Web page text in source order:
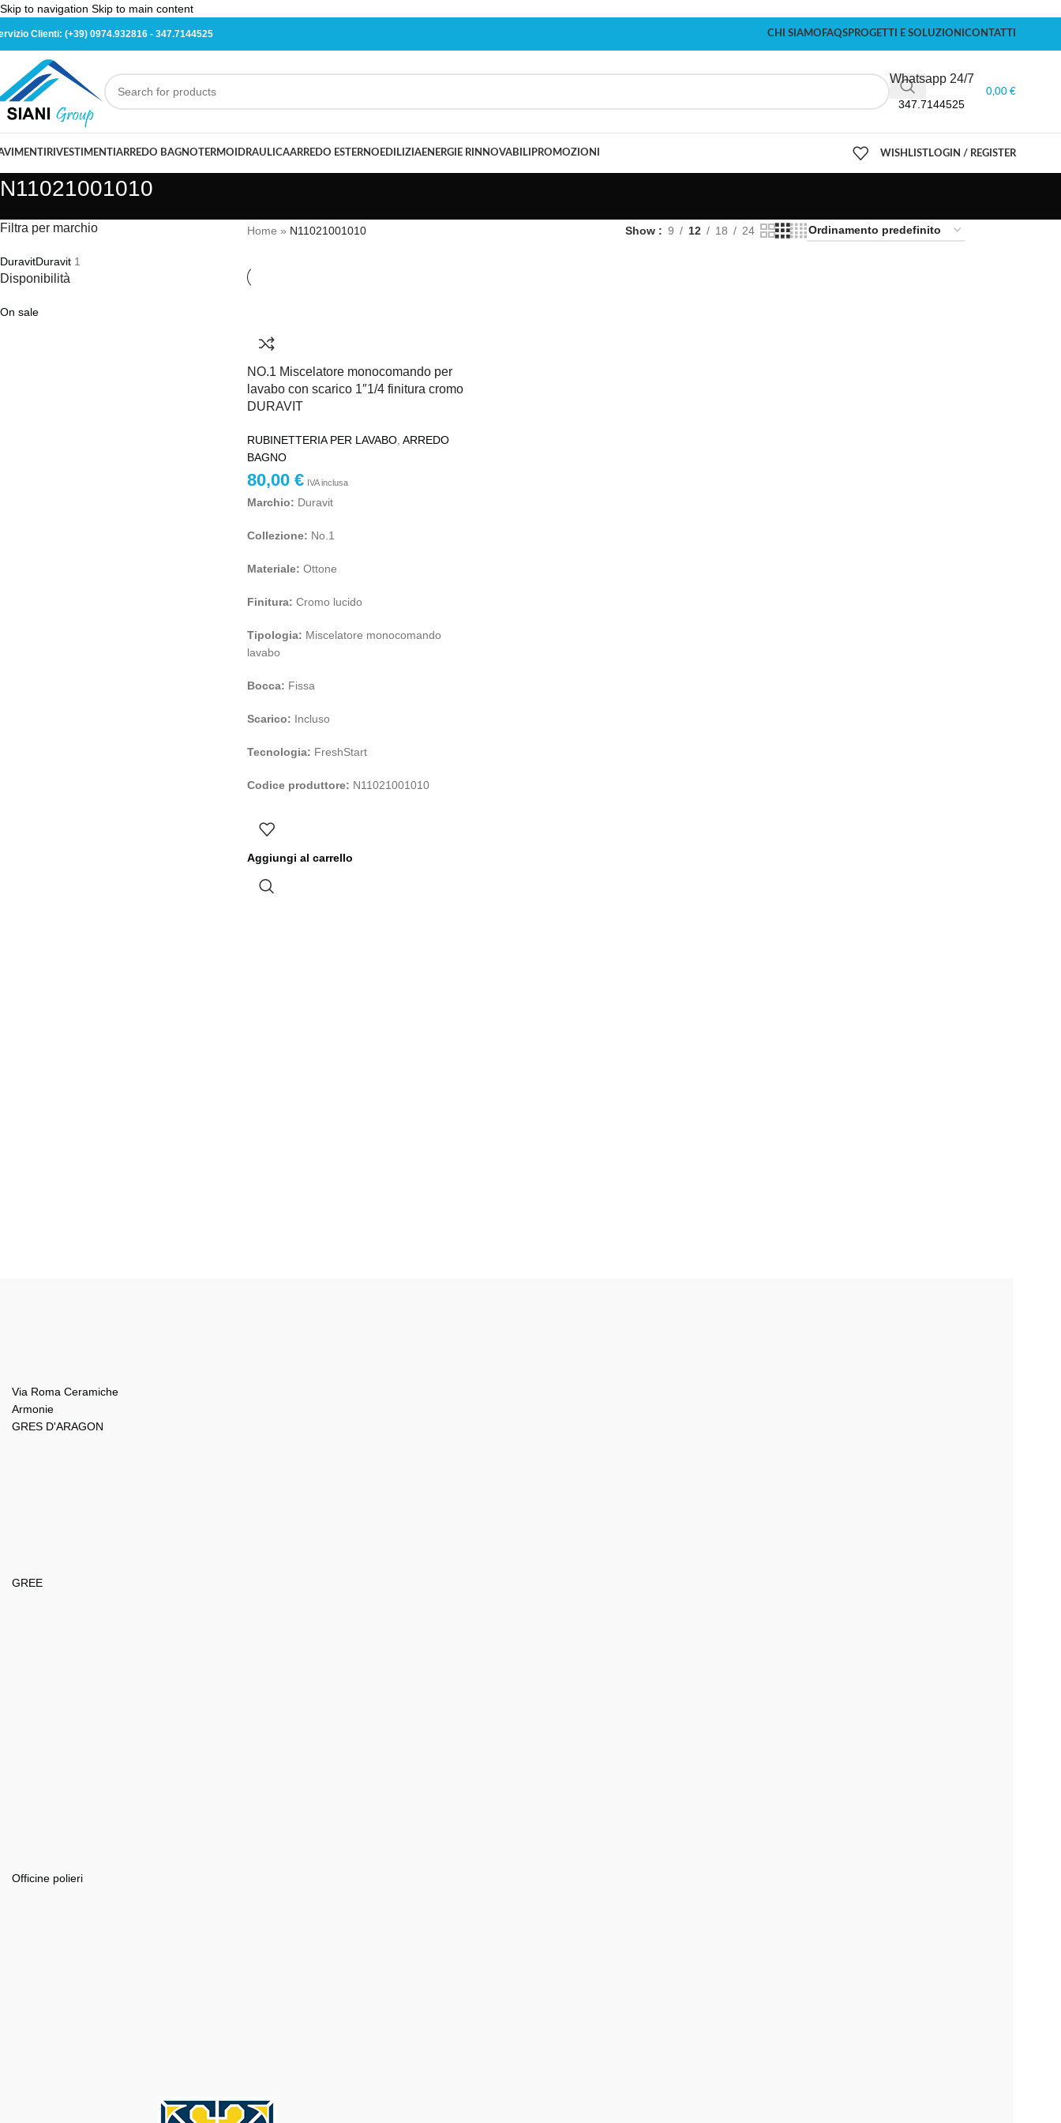
Skip to navigation Skip to main content
Clienti: (+39) 0974.932816 - 347.7144525 CHI SIAMO FAQSPROGETTI E SOLUZIONI CONTATTI
Whatsapp 24/7
347.7144525
0,00 €
RIVESTIMENTI ARREDO BAGNOTERMOIDRAULICAARREDO ESTERNO EDILIZIAENERGIE RINNOVABILI PROMOZIONI WISHLISTLOGIN / REGISTER
N11021001010
Filtra per marchio
DuravitDuravit 1
Disponibilità
On sale
Home » N11021001010 Show 9 12 18 24
NO.1 Miscelatore monocomando per
lavabo con scarico 1″1/4 finitura cromo
DURAVIT
RUBINETTERIA PER LAVABO, ARREDO
BAGNO
80,00 € IVA inclusa
Marchio: Duravit
Collezione: No.1
Materiale: Ottone
Finitura: Cromo lucido
Tipologia: Miscelatore monocomando
lavabo
Bocca: Fissa
Scarico: Incluso
Tecnologia: FreshStart
Codice produttore: N11021001010
Aggiungi al carrello
Via Roma Ceramiche
Armonie
GRES D'ARAGON
GREE
Officine polieri